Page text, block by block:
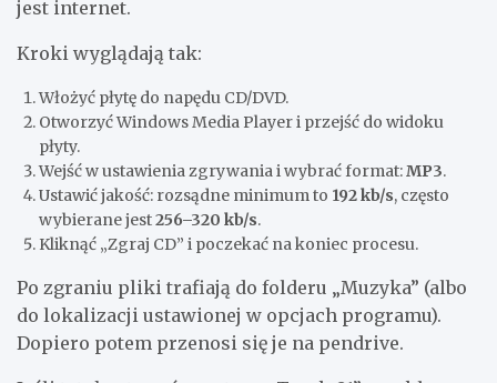
jest internet.
Kroki wyglądają tak:
Włożyć płytę do napędu CD/DVD.
Otworzyć Windows Media Player i przejść do widoku
płyty.
Wejść w ustawienia zgrywania i wybrać format:MP3.
Ustawić jakość: rozsądne minimum to 192 kb/s, często
wybierane jest256–320 kb/s.
Kliknąć „Zgraj CD” i poczekać na koniec procesu.
Po zgraniu pliki trafiają do folderu „Muzyka” (albo
do lokalizacji ustawionej w opcjach programu).
Dopiero potem przenosi się je na pendrive.